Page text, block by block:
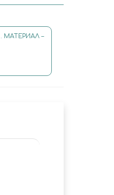
МАТЕРИАЛ –